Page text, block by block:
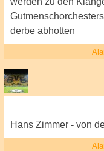
derbe abhotten
Hans Zimmer - von